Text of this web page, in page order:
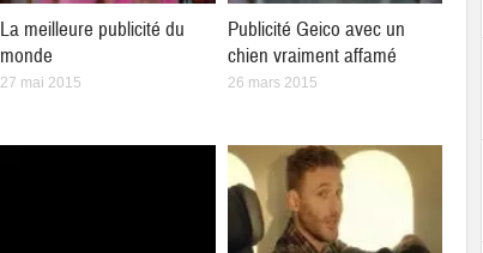
La meilleure publicité du
monde
27 mai 2015
Publicité Geico avec un
chien vraiment affamé
26 mars 2015